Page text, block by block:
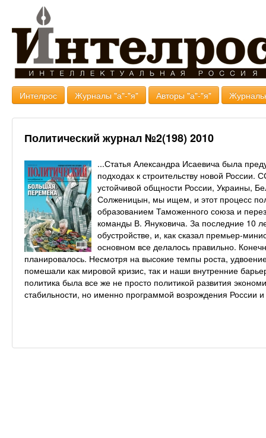
Интелрос Журналы "а"-"я" Авторы "а"-"я"
Политический журнал №2(198) 2010
...Статья Александра Исаевича была
подходах к строительству новой России.
устойчивой общности России, Украины,
Солженицын, мы ищем, и этот процесс
образованием Таможенного союза и
команды В. Януковича. За последние 10
обустройстве, и, как сказал премьер-
основном все делалось правильно.
планировалось. Несмотря на высокие темпы роста,
помешали как мировой кризис, так и наши внутренние
политика была все же не просто политикой развития
стабильности, но именно программой возрождения России